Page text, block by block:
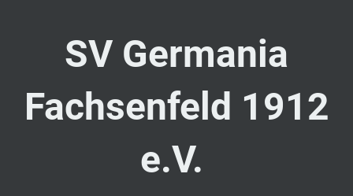
SV Germania
Fachsenfeld 1912
e.V.